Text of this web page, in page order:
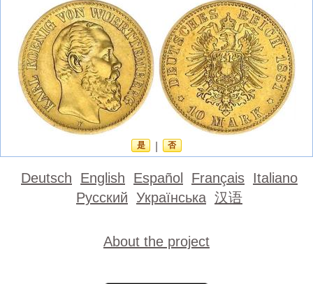
是 否
Deutsch English Español Français Italiano
Русский Українська 汉语
About the project